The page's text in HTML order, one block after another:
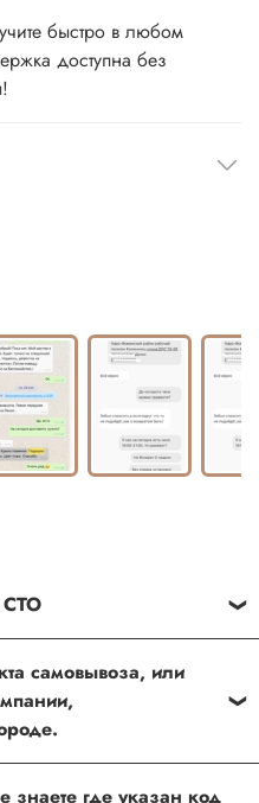
быстро в любом
доступна без
СТО
установочных
самовывоза, или
знаете где указан код